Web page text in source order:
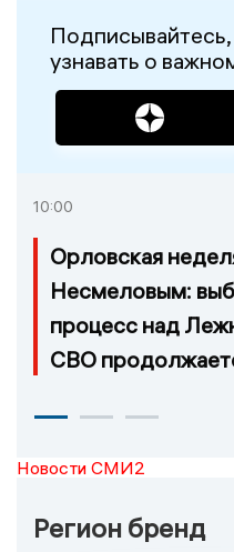
узнавать о
10:00
Орловская
Несмеловым:
процесс над
СВО
Новости СМИ2
Регион бренд